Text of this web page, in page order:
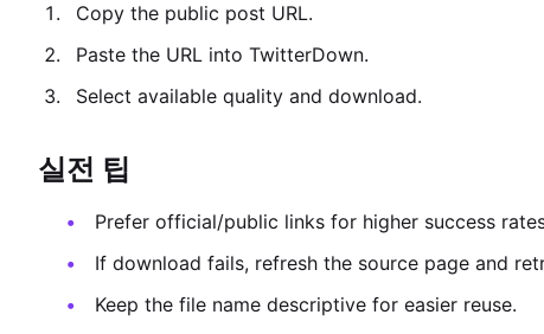
Copy the public post URL.
Paste the URL into TwitterDown.
Select available quality and download.
실전 팁
Prefer official/public links for higher success
If download fails, refresh the source page and
Keep the file name descriptive for easier reuse.